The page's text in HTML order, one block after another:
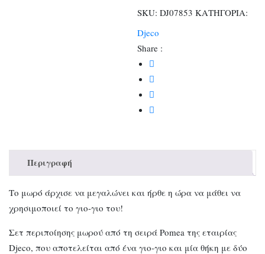
ποσότητα
SKU: DJ07853 ΚΑΤΗΓΟΡΙΑ:
Djeco
Share :
Περιγραφή
Το μωρό άρχισε να μεγαλώνει και ήρθε η ώρα να μάθει να
χρησιμοποιεί το γιο-γιο του!
Σετ περιποίησης μωρού από τη σειρά Pomea της εταιρίας
Djeco, που αποτελείται από ένα γιο-γιο και μία θήκη με δύο